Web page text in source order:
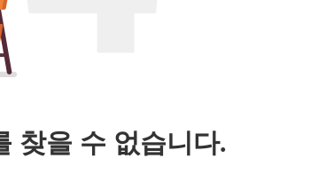
찾을 수 없습니다.